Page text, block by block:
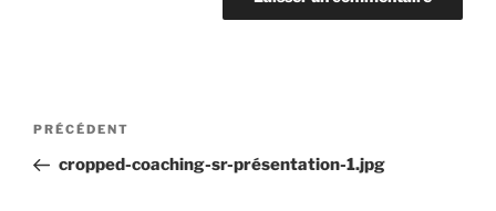
Navigation
l’article
Article
précédent
PRÉCÉDENT
cropped-coaching-sr-présentation-1.jpg